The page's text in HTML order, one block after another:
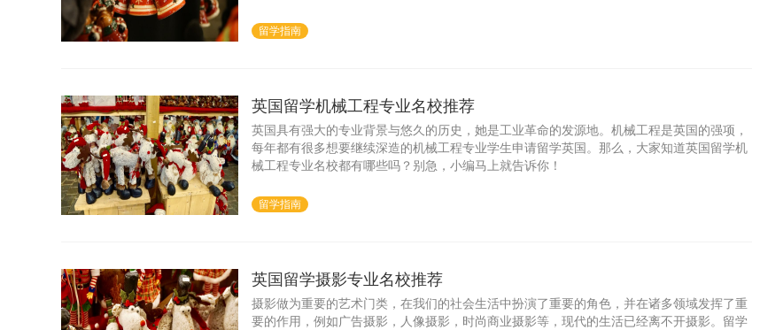
留学指南
英国留学机械工程专业名校推荐
英国具有强大的专业背景与悠久的历史，她是工业革命的发源地。机械工程是英国的强项，
每年都有很多想要继续深造的机械工程专业学生申请留学英国。那么，大家知道英国留学机
械工程专业名校都有哪些吗？别急，小编马上就告诉你！
留学指南
英国留学摄影专业名校推荐
摄影做为重要的艺术门类，在我们的社会生活中扮演了重要的角色，并在诸多领域发挥了重
要的作用，例如广告摄影，人像摄影，时尚商业摄影等，现代的生活已经离不开摄影。留学